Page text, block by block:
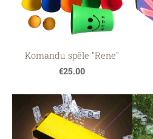
Komandu spēle "Rene"
€25.00